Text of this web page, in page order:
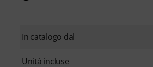
In catalogo dal
Unità incluse